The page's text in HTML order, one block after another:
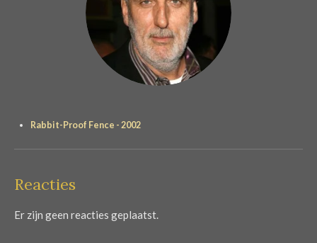
Rabbit-Proof Fence - 2002
Reacties
Er zijn geen reacties geplaatst.